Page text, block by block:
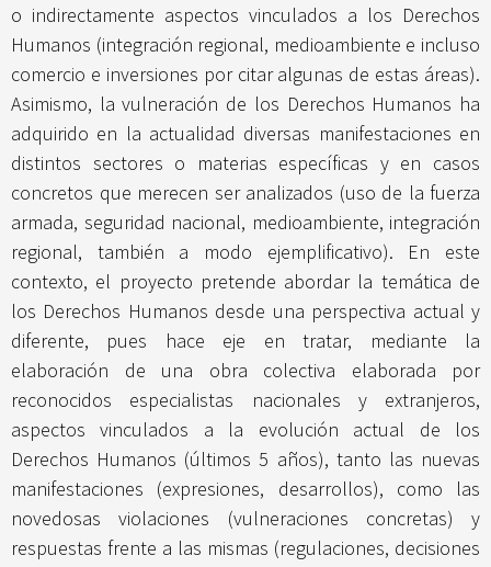
o indirectamente aspectos vinculados a los Derechos
Humanos (integración regional, medioambiente e incluso
comercio e inversiones por citar algunas de estas áreas).
Asimismo, la vulneración de los Derechos Humanos ha
adquirido en la actualidad diversas manifestaciones en
distintos sectores o materias específicas y en casos
concretos que merecen ser analizados (uso de la fuerza
armada, seguridad nacional, medioambiente, integración
regional, también a modo ejemplificativo). En este
contexto, el proyecto pretende abordar la temática de
los Derechos Humanos desde una perspectiva actual y
diferente, pues hace eje en tratar, mediante la
elaboración de una obra colectiva elaborada por
reconocidos especialistas nacionales y extranjeros,
aspectos vinculados a la evolución actual de los
Derechos Humanos (últimos 5 años), tanto las nuevas
manifestaciones (expresiones, desarrollos), como las
novedosas violaciones (vulneraciones concretas) y
respuestas frente a las mismas (regulaciones, decisiones